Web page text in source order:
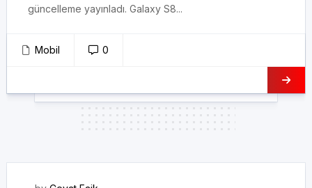
güncelleme yayınladı. Galaxy S8...
Mobil 0